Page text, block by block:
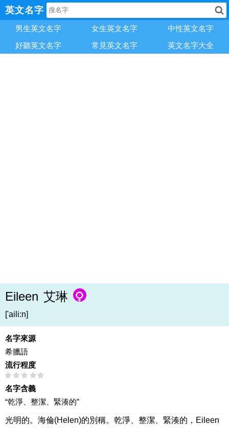
英文名字
男生英文名字 女生英文名字
中性英文名字
好聽英文名字
常見英文名字 英文名字大全
Eileen 艾琳
['aili:n]
名字來源
希臘語
流行程度
名字含義
“乾淨、整潔、緊湊的”
光明的。海倫(Helen)的別稱。乾淨、整潔、緊湊的，Eileen